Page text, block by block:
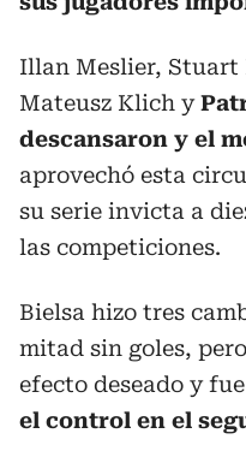
Illan Meslier, Stuart
Mateusz Klich y
descansaron y el
aprovechó esta
su serie invicta a
las competiciones.
Bielsa hizo tres
mitad sin goles,
efecto deseado y fue
el control en el